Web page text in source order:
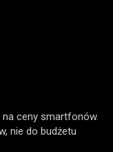
na ceny smartfonów.
nie do budżetu